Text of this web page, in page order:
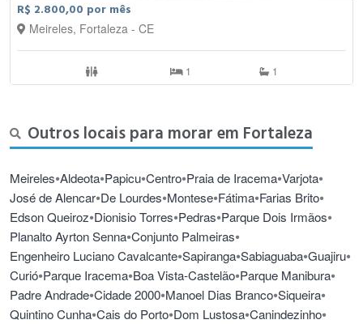
R$ 2.800,00 por mês
Meireles, Fortaleza - CE
1 1
Outros locais para morar em Fortaleza
Meireles•Aldeota•Papicu•Centro•Praia de Iracema•Varjota•
José de Alencar•De Lourdes•Montese•Fátima•Farias Brito•
Edson Queiroz•Dionisio Torres•Pedras•Parque Dois Irmãos•
Planalto Ayrton Senna•Conjunto Palmeiras•
Engenheiro Luciano Cavalcante•Sapiranga•Sabiaguaba•Guajiru•
Curió•Parque Iracema•Boa Vista-Castelão•Parque Manibura•
Padre Andrade•Cidade 2000•Manoel Dias Branco•Siqueira•
Quintino Cunha•Cais do Porto•Dom Lustosa•Canindezinho•